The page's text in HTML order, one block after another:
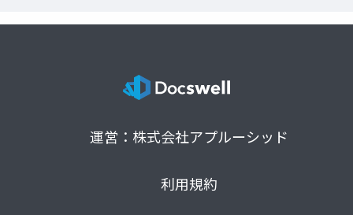
運営：株式会社アプルーシッド
利用規約